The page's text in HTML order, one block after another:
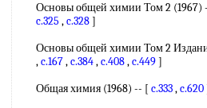
Основы общей химии Том 2 (1967)
c.325 ,c.328]
Основы общей химии Том 2
,c.167,c.384,c.408,c.449]
Общая химия (1968) -- [ c.333,c.620